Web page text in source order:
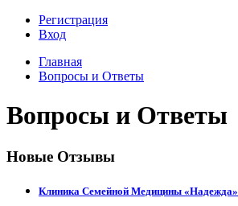
Регистрация
Вход
Главная
Вопросы и Ответы
Вопросы и Ответы
Новые Отзывы
Клиника Семейной Медицины «Надежда»